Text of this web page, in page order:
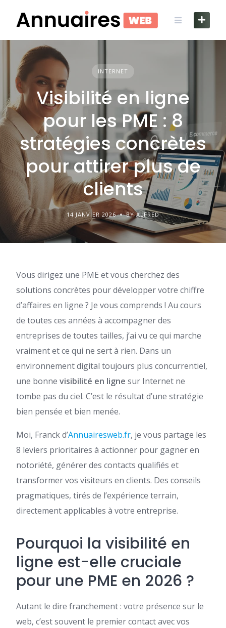
content
INTERNET
Visibilité en ligne
pour les PME : 8
stratégies concrètes
pour attirer plus de
clients
14 JANVIER 2026 BY ALFRED
Vous dirigez une PME et vous cherchez des
solutions concrètes pour développer votre chiffre
d’affaires en ligne ? Je vous comprends ! Au cours
de toutes ces années à accompagner des
entreprises de toutes tailles, j’ai vu ce qui marche
vraiment et ce qui ne sert à rien. Dans un
environnement digital toujours plus concurrentiel,
une bonne visibilité en ligne sur Internet ne
tombe pas du ciel. C’est le résultat d’une stratégie
bien pensée et bien menée.
Moi, Franck d’Annuairesweb.fr, je vous partage les
8 leviers prioritaires à actionner pour gagner en
notoriété, générer des contacts qualifiés et
transformer vos visiteurs en clients. Des conseils
pragmatiques, tirés de l’expérience terrain,
directement applicables à votre entreprise.
Pourquoi la visibilité en
ligne est-elle cruciale
pour une PME en 2026 ?
Autant le dire franchement : votre présence sur le
web, c’est souvent le premier contact avec vos